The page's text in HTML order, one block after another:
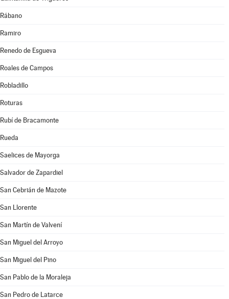
Rábano
Ramiro
Renedo de Esgueva
Roales de Campos
Robladillo
Roturas
Rubí de Bracamonte
Rueda
Saelices de Mayorga
Salvador de Zapardiel
San Cebrián de Mazote
San Llorente
San Martín de Valvení
San Miguel del Arroyo
San Miguel del Pino
San Pablo de la Moraleja
San Pedro de Latarce